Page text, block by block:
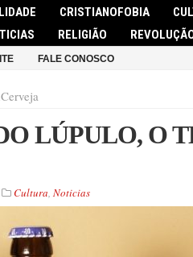
CRISTIANOFOBIA
RELIGIÃO
FALE CONOSCO
Cerveja
LÚPULO, O
Cultura, Noticias